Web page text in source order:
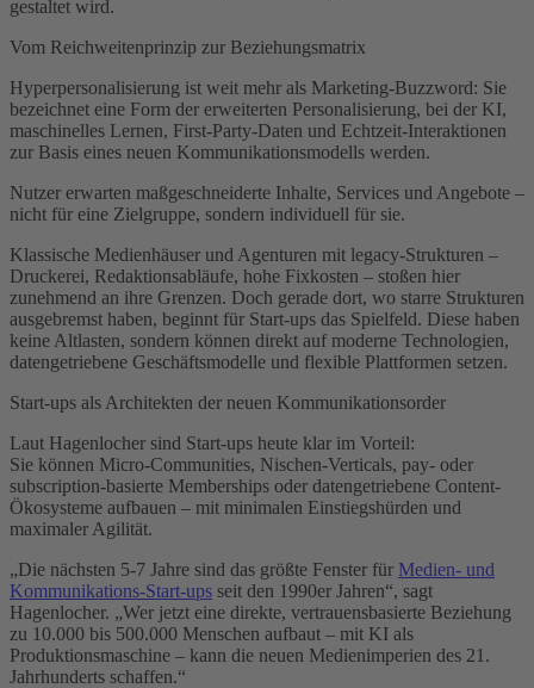
gestaltet wird.
Vom Reichweitenprinzip zur Beziehungsmatrix
Hyperpersonalisierung ist weit mehr als Marketing-Buzzword: Sie
bezeichnet eine Form der erweiterten Personalisierung, bei der KI,
maschinelles Lernen, First-Party-Daten und Echtzeit-Interaktionen
zur Basis eines neuen Kommunikationsmodells werden.
Nutzer erwarten maßgeschneiderte Inhalte, Services und Angebote –
nicht für eine Zielgruppe, sondern individuell für sie.
Klassische Medienhäuser und Agenturen mit legacy-Strukturen –
Druckerei, Redaktionsabläufe, hohe Fixkosten – stoßen hier
zunehmend an ihre Grenzen. Doch gerade dort, wo starre Strukturen
ausgebremst haben, beginnt für Start-ups das Spielfeld. Diese haben
keine Altlasten, sondern können direkt auf moderne Technologien,
datengetriebene Geschäftsmodelle und flexible Plattformen setzen.
Start-ups als Architekten der neuen Kommunikationsorder
Laut Hagenlocher sind Start-ups heute klar im Vorteil:
Sie können Micro-Communities, Nischen-Verticals, pay- oder
subscription-basierte Memberships oder datengetriebene Content-
Ökosysteme aufbauen – mit minimalen Einstiegshürden und
maximaler Agilität.
„Die nächsten 5-7 Jahre sind das größte Fenster für Medien- und
Kommunikations-Start-ups seit den 1990er Jahren“, sagt
Hagenlocher. „Wer jetzt eine direkte, vertrauensbasierte Beziehung
zu 10.000 bis 500.000 Menschen aufbaut – mit KI als
Produktionsmaschine – kann die neuen Medienimperien des 21.
Jahrhunderts schaffen.“